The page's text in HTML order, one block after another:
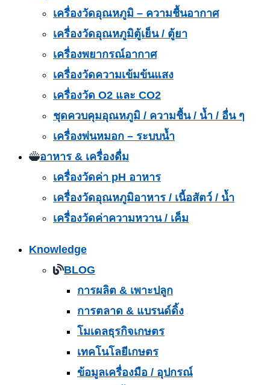
เครื่องวัดอุณหภูมิ – ความชื้นอากาศ
เครื่องวัดอุณหภูมิตู้เย็น / ตู้ยา
เครื่องพยากรณ์อากาศ
เครื่องวัดความเข้มข้นแสง
เครื่องวัด O2 และ CO2
ชุดควบคุมอุณหภูมิ / ความชื้น / น้ำ / อื่น ๆ
เครื่องพ่นหมอก – ระบบน้ำ
อาหาร & เครื่องดื่ม
เครื่องวัดค่า pH อาหาร
เครื่องวัดอุณหภูมิอาหาร / เนื้อสัตว์ / น้ำ
เครื่องวัดค่าความหวาน / เค็ม
Knowledge
BLOG
การผลิต & เพาะปลูก
การตลาด & แบรนด์ดิ้ง
โมเดลธุรกิจเกษตร
เทคโนโลยีเกษตร
ข้อมูลเครื่องมือ / อุปกรณ์